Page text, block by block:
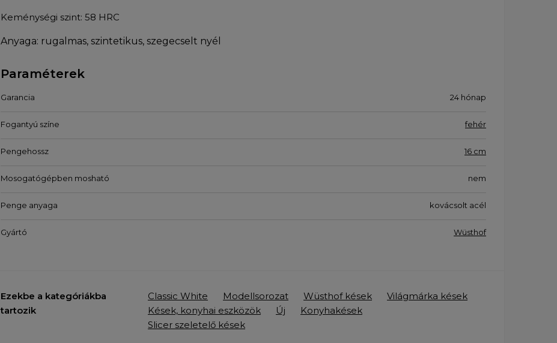
Keménységi szint: 58 HRC
Anyaga: rugalmas, szintetikus, szegecselt nyél
Paraméterek
Garancia 24 hónap
Fogantyú színe fehér
Pengehossz 16 cm
Mosogatógépben mosható nem
Penge anyaga kovácsolt acél
Gyártó Wüsthof
Ezekbe a kategóriákba
tartozik
Classic White Modellsorozat Wüsthof kések
Világmárka kések
Kések, konyhai eszközök
Új
Konyhakések
Slicer szeletelő kések